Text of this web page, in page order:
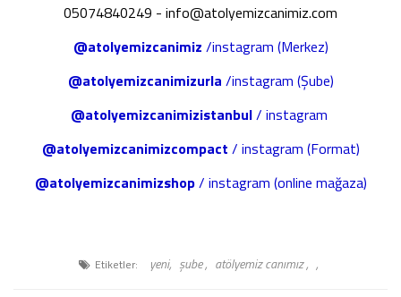
05074840249 - info@atolyemizcanimiz.com
@atolyemizcanimiz /instagram (Merkez)
@atolyemizcanimizurla /instagram (Şube)
@atolyemizcanimizistanbul/ instagram
@atolyemizcanimizcompact / instagram (Format)
@atolyemizcanimizshop/ instagram (online mağaza)
Etiketler: yeni, şube , atölyemiz canımız , ,